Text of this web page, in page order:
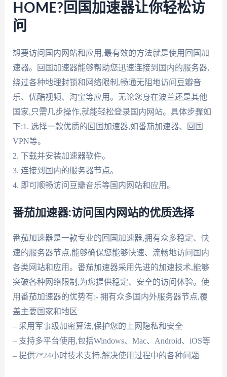
HOME?回国加速器让你轻松访
问
想要访问国内网站和应用,最有效的方法就是使用回国加
速器。回国加速器能够帮助您迅速连接到国内的服务器,
绕过各种地理封锁和网络限制,畅通无阻地访问豆瓣音
乐、优酷视频、淘宝等应用。无论您身在波兰还是其他
国家,只需几步操作,就能轻松登录国内网站。具体步骤如
下:1. 选择一款优质的回国加速器,如番茄加速器、回国
VPN等。
2. 下载并安装加速器软件。
3. 连接到国内的服务器节点。
4. 即可顺畅访问豆瓣音乐等国内网站和应用。
番茄加速器:访问国内网站的优质选择
番茄加速器是一款专业的回国加速器,拥有众多稳定、快
速的服务器节点,能够确保您能够快速、流畅地访问国内
各类网站和应用。番茄加速器采用先进的加速技术,能够
突破各种网络限制,为您提供稳定、安全的访问体验。使
用番茄加速器的优势有:- 拥有众多国内外服务器节点,覆
盖主要国家和地区
– 采用军事级加密算法,保护您的上网隐私和安全
– 支持多平台使用,包括Windows、Mac、Android、iOS等
– 提供7*24小时技术支持,解决使用过程中的各种问题